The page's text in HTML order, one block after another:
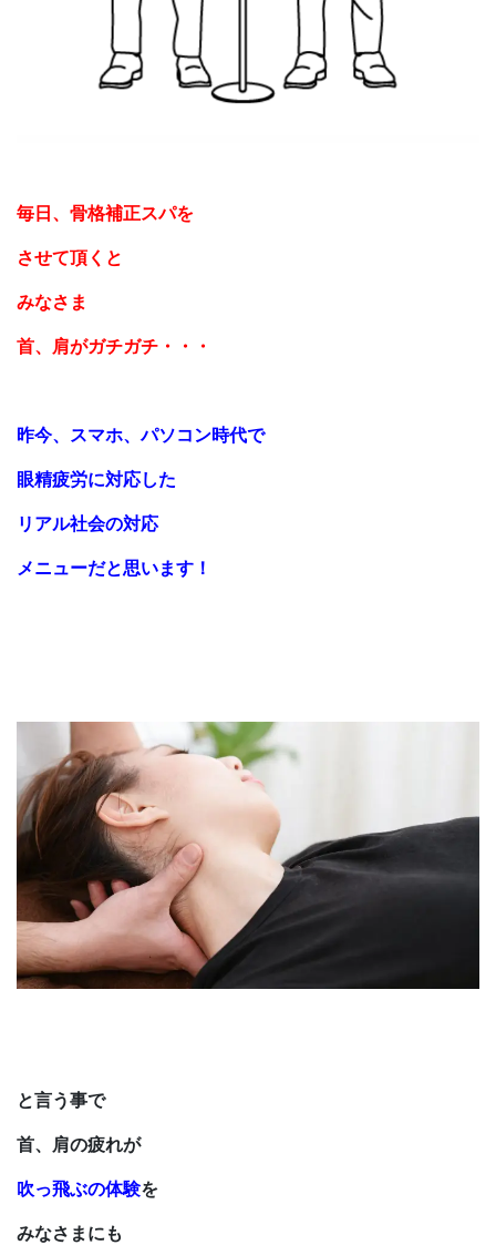
毎日、骨格補正スパを
させて頂くと
みなさま
首、肩がガチガチ・・・
昨今、スマホ、パソコン時代で
眼精疲労に対応した
リアル社会の対応
メニューだと思います！
と言う事で
首、肩の疲れが
吹っ飛ぶの体験を
みなさまにも